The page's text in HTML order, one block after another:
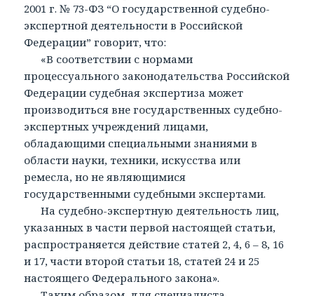
2001 г. № 73-ФЗ “О государственной судебно-
экспертной деятельности в Российской
Федерации” говорит, что:
«В соответствии с нормами
процессуального законодательства Российской
Федерации судебная экспертиза может
производиться вне государственных судебно-
экспертных учреждений лицами,
обладающими специальными знаниями в
области науки, техники, искусства или
ремесла, но не являющимися
государственными судебными экспертами.
На судебно-экспертную деятельность лиц,
указанных в части первой настоящей статьи,
распространяется действие статей 2, 4, 6 – 8, 16
и 17, части второй статьи 18, статей 24 и 25
настоящего Федерального закона».